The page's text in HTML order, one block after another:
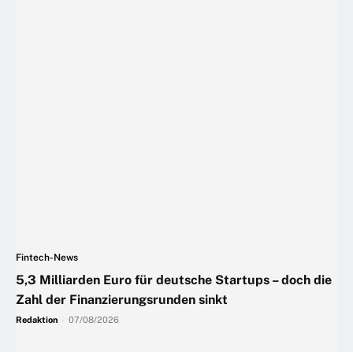
Fintech-News
5,3 Milliarden Euro für deutsche Startups – doch die
Zahl der Finanzierungsrunden sinkt
Redaktion 07/08/2026